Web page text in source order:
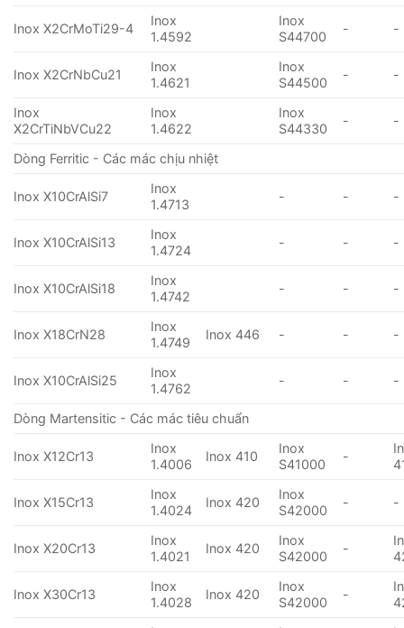
Inox X2CrMoTi29-4
Inox
1.4592
Inox
S44700
- -
Inox X2CrNbCu21
Inox
1.4621
Inox
S44500
- -
Inox
X2CrTiNbVCu22
Inox
1.4622
Inox
S44330
- -
Dòng Ferritic - Các mác chịu nhiệt
Inox X10CrAlSi7
Inox
1.4713
- - -
Inox X10CrAlSi13
Inox
1.4724
- - -
Inox X10CrAlSi18
Inox
1.4742
- - -
Inox X18CrN28
Inox
1.4749
Inox 446 - - -
Inox X10CrAlSi25
Inox
1.4762
- - -
Dòng Martensitic - Các mác tiêu chuẩn
Inox X12Cr13
Inox
1.4006
Inox 410
Inox
S41000
-
Inox X15Cr13
Inox
1.4024
Inox 420
Inox
S42000
- -
Inox X20Cr13
Inox
1.4021
Inox 420
Inox
S42000
-
Inox X30Cr13
Inox
1.4028
Inox 420
Inox
S42000
-